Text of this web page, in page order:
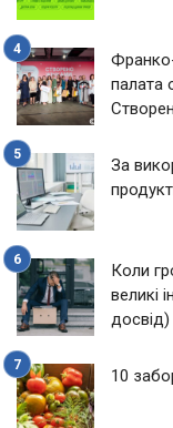
палата
За
Коли
великі
досвід)
10